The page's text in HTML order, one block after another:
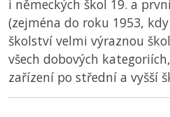
i německých škol 19. a
(zejména do roku 1953,
školství velmi výraznou
všech dobových
zařízení po střední a vyšší